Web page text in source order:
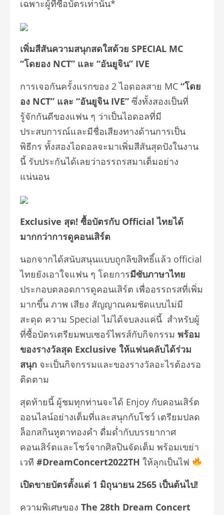
เฉพาะผู้ที่ซื้อบัตรเท่านั้น*
เพิ่มสีสันความสนุกสดใสด้วย SPECIAL MC
“โดยอง NCT” และ “อันยูจิน” IVE
การเจอกันครั้งแรกของ 2 ไอดอลสาย MC “โดย
อง NCT” และ “อันยูจิน IVE” ซึ่งทั้งสองเป็นที่
รู้จักกันดีของแฟน ๆ ว่าเป็นไอดอลที่มี
ประสบการณ์และมีชื่อเสียงทางด้านการเป็น
พิธีกร ทั้งสองไอดอลจะมาเพิ่มสีสันสุดปังในงาน
นี้ รับประกันได้เลยว่าอรรถรสมาเต็มอย่าง
แน่นอน
Exclusive สุด! ซื้อบัตรกับ Official ไทยได้
มากกว่าการดูคอนเสิร์ต
นอกจากได้สนับสนุนแบบถูกลิขสิทธิ์แล้ว official
ไทยยังเอาใจแฟน ๆ โดยการมีซับภาษาไทย
ประกอบตลอดการดูคอนเสิร์ต เพื่ออรรถรสที่เพิ่ม
มากขึ้น ภาพ เสียง สัญญาณคมชัดแบบไม่มี
สะดุด ความ Special ไม่ได้จบลงแค่นี้ สำหรับผู้
ที่ซื้อบัตรเตรียมพบเซอร์ไพรส์กับกิจกรรม พร้อม
ของรางวัลสุด Exclusive ให้แฟนคลับได้ร่วม
สนุก จะเป็นกิจกรรมและของรางวัลอะไรต้องรอ
ติดตาม
สุดท้ายนี้ ผู้ชมทุกท่านจะได้ Enjoy กับคอนเสิร์ต
ออนไลน์อย่างเต็มที่และสนุกกับโชว์ เตรียมปลด
ล็อกสกินหูตาทองคำ ดื่มด่ำกับบรรยากาศ
คอนเสิร์ตและโชว์จากศิลปินจัดเต็ม พร้อมเขย่า
เวที #DreamConcert2022TH ให้ลุกเป็นไฟ
เปิดขายบัตรตั้งแต่ 1 มิถุนายน 2565 เป็นต้นไป!
ความพิเศษของ The 28th Dream Concert